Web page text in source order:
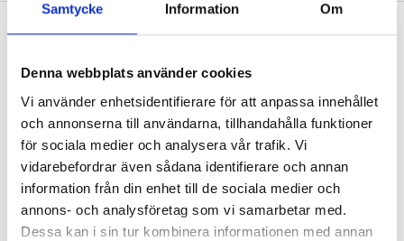
Samtycke Information Om
Denna webbplats använder cookies
Vi använder enhetsidentifierare för att anpassa innehållet
och annonserna till användarna, tillhandahålla funktioner
för sociala medier och analysera vår trafik. Vi
vidarebefordrar även sådana identifierare och annan
information från din enhet till de sociala medier och
annons- och analysföretag som vi samarbetar med.
Dessa kan i sin tur kombinera informationen med annan
Description
Inner tube with angled valve designed for stroller
tyres.
Technical specifications